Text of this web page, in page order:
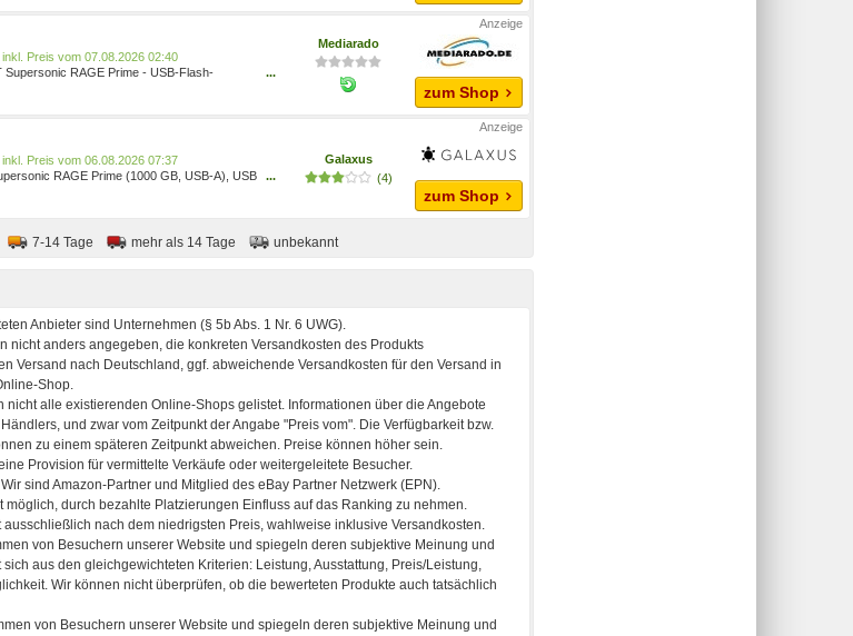
Preis vom 07.08.2026 02:40
Supersonic RAGE Prime - USB-Flash-
...
Mediarado
zum Shop
Preis vom 06.08.2026 07:37
RAGE Prime (1000 GB, USB-A), USB
...
Galaxus
(4)
zum Shop
7-14 Tage mehr als 14 Tage unbekannt